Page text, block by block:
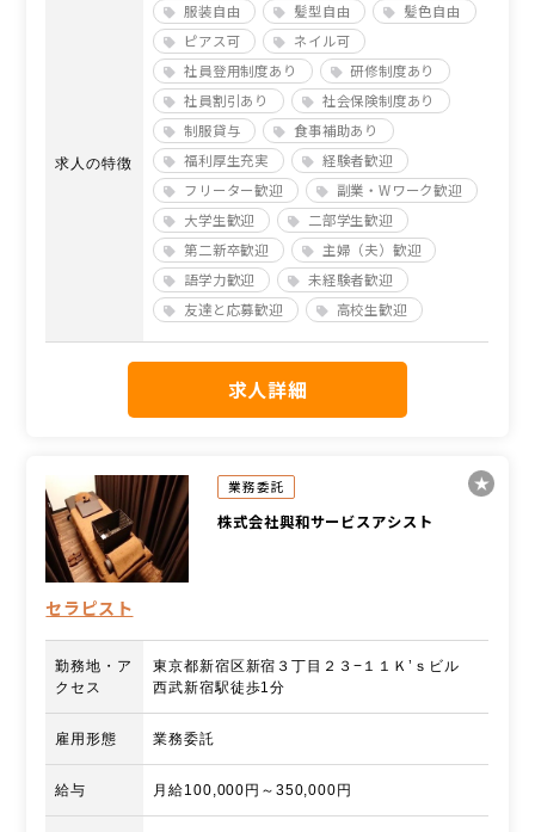
求人の特徴
服装自由 髪型自由
髪色自由
ピアス可
ネイル可
社員登用制度あり
研修制度あり
社員割引あり
社会保険制度あり
制服貸与
食事補助あり
福利厚生充実
経験者歓迎
フリーター歓迎
副業・Wワーク歓迎
大学生歓迎
二部学生歓迎
第二新卒歓迎
主婦（夫）歓迎
語学力歓迎
未経験者歓迎
友達と応募歓迎
高校生歓迎
求人詳細
業務委託
株式会社興和サービスアシスト
セラピスト
勤務地・ア
クセス
東京都新宿区新宿３丁目２３−１１Ｋ’ｓビル
西武新宿駅徒歩1分
雇用形態 業務委託
給与 月給100,000円～350,000円